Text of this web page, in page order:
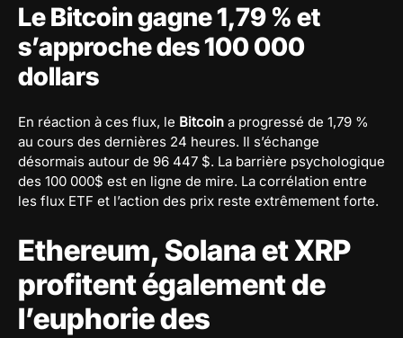
Le Bitcoin gagne 1,79 % et
s’approche des 100 000
dollars
En réaction à ces flux, le Bitcoin a progressé de 1,79 %
au cours des dernières 24 heures. Il s’échange
désormais autour de 96 447 $. La barrière psychologique
des 100 000$ est en ligne de mire. La corrélation entre
les flux ETF et l’action des prix reste extrêmement forte.
Ethereum, Solana et XRP
profitent également de
l’euphorie des